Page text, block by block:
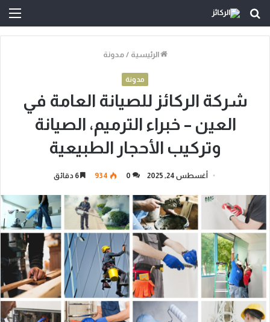
بحث
الرئيسية / مدونة
مدونة
شركة الركائز للصيانة العامة في
العين – خبراء الترميم، الصيانة
وتركيب الأحجار الطبيعية
أغسطس 24, 2025 0
934 6 دقائق